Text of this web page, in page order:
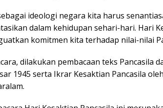
ideologi negara kita harus
dalam kehidupan sehari-hari. Hari
komitmen kita terhadap nilai-nilai
dilakukan pembacaan teks Pancasila
1945 serta Ikrar Kesaktian Pancasila